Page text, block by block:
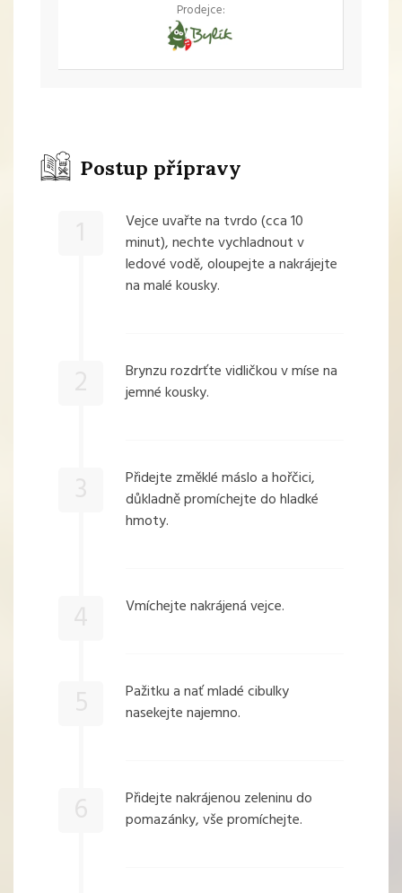
Prodejce:
Postup přípravy
Vejce uvařte na tvrdo (cca 10
minut), nechte vychladnout v
ledové vodě, oloupejte a nakrájejte
na malé kousky.
Brynzu rozdrťte vidličkou v míse na
jemné kousky.
Přidejte změklé máslo a hořčici,
důkladně promíchejte do hladké
hmoty.
Vmíchejte nakrájená vejce.
Pažitku a nať mladé cibulky
nasekejte najemno.
Přidejte nakrájenou zeleninu do
pomazánky, vše promíchejte.